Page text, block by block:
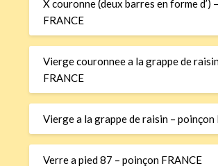
X couronne (deux barres en forme d’)
FRANCE
Vierge couronnee a la grappe de
FRANCE
Vierge a la grappe de raisin – poinçon
Verre a pied 87 – poinçon FRANCE